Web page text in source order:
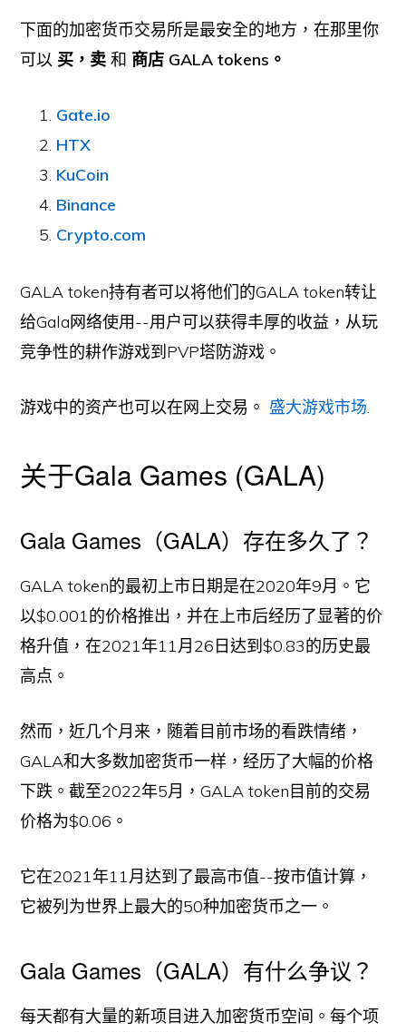
下面的加密货币交易所是最安全的地方，在那里你
可以 买，卖 和 商店 GALA tokens。
Gate.io
HTX
KuCoin
Binance
Crypto.com
GALA token持有者可以将他们的GALA token转让
给Gala网络使用--用户可以获得丰厚的收益，从玩
竞争性的耕作游戏到PVP塔防游戏。
游戏中的资产也可以在网上交易。 盛大游戏市场.
关于Gala Games (GALA)
Gala Games（GALA）存在多久了？
GALA token的最初上市日期是在2020年9月。它
以$0.001的价格推出，并在上市后经历了显著的价
格升值，在2021年11月26日达到$0.83的历史最
高点。
然而，近几个月来，随着目前市场的看跌情绪，
GALA和大多数加密货币一样，经历了大幅的价格
下跌。截至2022年5月，GALA token目前的交易
价格为$0.06。
它在2021年11月达到了最高市值--按市值计算，
它被列为世界上最大的50种加密货币之一。
Gala Games（GALA）有什么争议？
每天都有大量的新项目进入加密货币空间。每个项